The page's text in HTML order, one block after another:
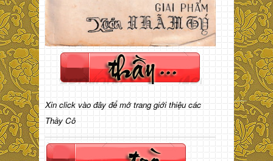
Xin click vào đây để mở trang giới thiệu các
Thầy Cô